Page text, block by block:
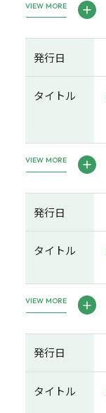
VIEW MORE
発行日
タイトル
VIEW MORE
発行日
タイトル
VIEW MORE
発行日
タイトル